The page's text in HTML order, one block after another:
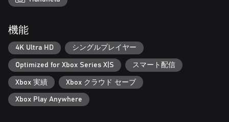
素敵な冒険になりますように！
機能
4K Ultra HD シングルプレイヤー
Optimized for Xbox Series X|S スマート配信
Xbox 実績 Xbox クラウド セーブ
Xbox Play Anywhere